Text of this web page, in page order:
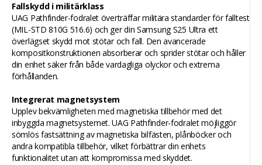
Fallskydd i militärklass
UAG Pathfinder-fodralet överträffar militära standarder för falltest
(MIL-STD 810G 516.6) och ger din Samsung S25 Ultra ett
överlägset skydd mot stötar och fall. Den avancerade
kompositkonstruktionen absorberar och sprider stötar och håller
din enhet säker från både vardagliga olyckor och extrema
förhållanden.
Integrerat magnetsystem
Upplev bekvämligheten med magnetiska tillbehör med det
inbyggda magnetsystemet. UAG Pathfinder-fodralet möjliggör
sömlös fastsättning av magnetiska bilfästen, plånböcker och
andra kompatibla tillbehör, vilket förbättrar din enhets
funktionalitet utan att kompromissa med skyddet.